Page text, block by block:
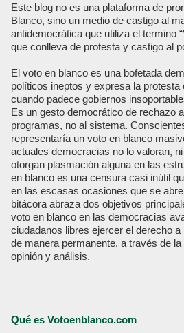
Este blog no es una plataforma de
Blanco, sino un medio de castigo al
antidemocrática que utiliza el termino
que conlleva de protesta y castigo al
El voto en blanco es una bofetada
políticos ineptos y expresa la protesta
cuando padece gobiernos
Es un gesto democrático de rechazo
programas, no al sistema.
representaría un voto en blanco
actuales democracias no lo valoran,
otorgan plasmación alguna en las
en blanco es una censura casi inútil
en las escasas ocasiones que se
bitácora abraza dos objetivos
voto en blanco en las democracias
ciudadanos libres ejercer el derecho
de manera permanente, a través de
opinión y análisis.
Qué es Votoenblanco.com